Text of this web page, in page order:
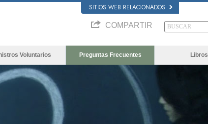
SITIOS WEB RELACIONADOS
COMPARTIR
Voluntarios Preguntas Frecuentes Libros